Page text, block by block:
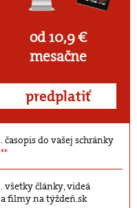
od 10,9 €
mesačne
predplatiť
časopis do vašej schránky
**
všetky články, videá
a filmy na týždeň.sk